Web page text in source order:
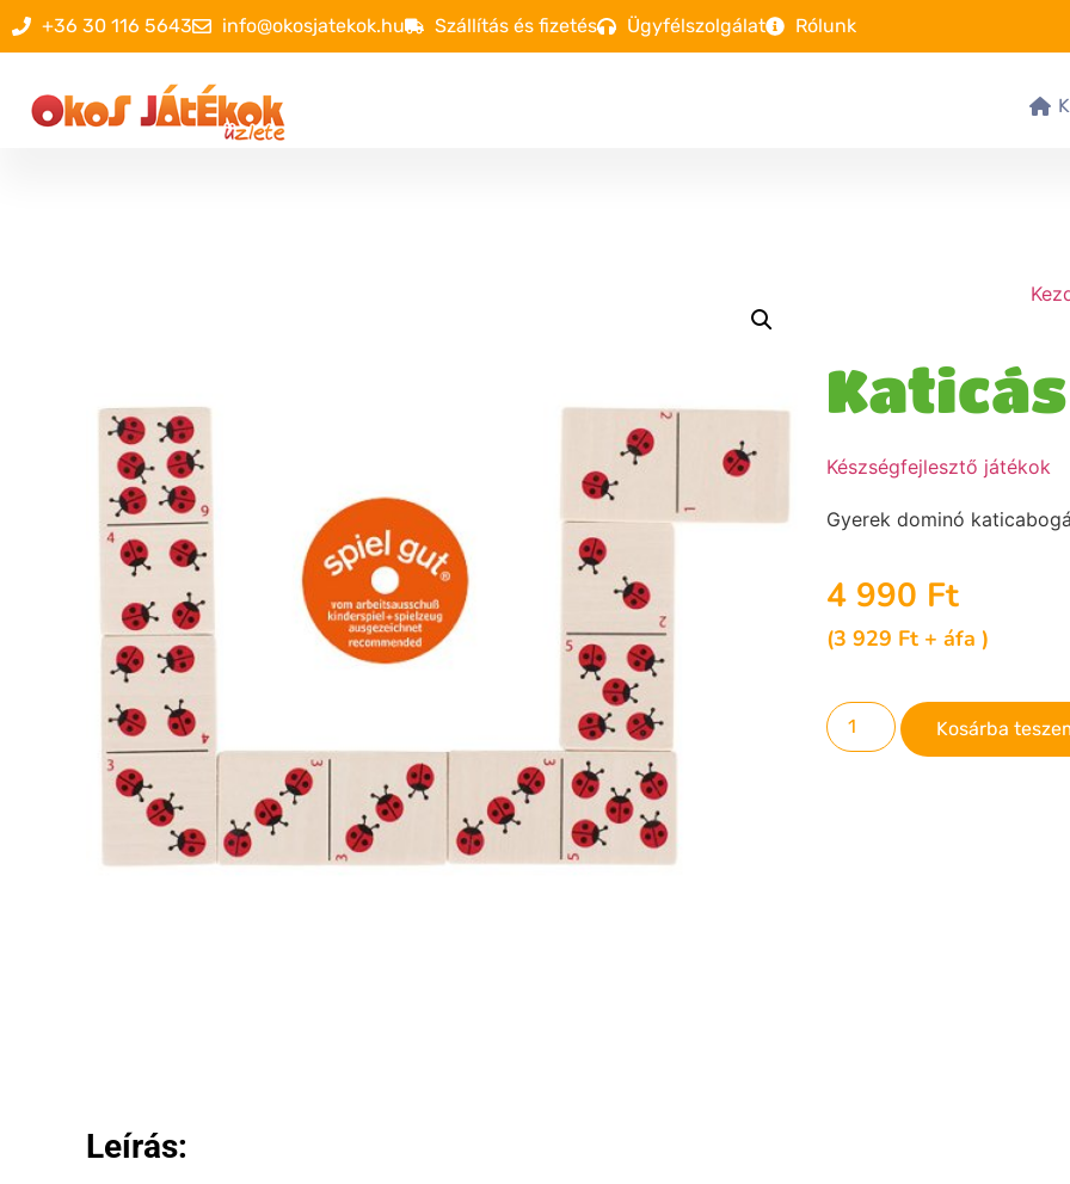
+36 30 116 5643 info@okosjatekok.hu Szállítás és fizetés Ügyfélszolgálat Rólunk
Készségfejlesztő játékok
Gyerek dominó
4 990 Ft
(3 929 Ft + áfa )
Kosárba
Leírás: